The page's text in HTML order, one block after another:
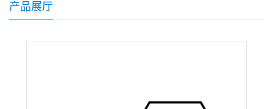
产品展厅